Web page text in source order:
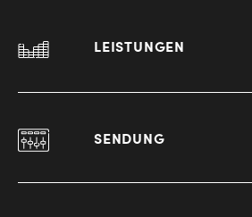
LEISTUNGEN
SENDUNG